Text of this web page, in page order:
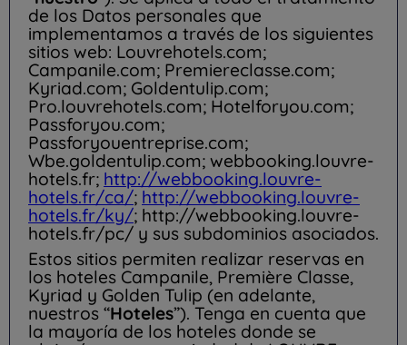
de los Datos personales que
implementamos a través de los siguientes
sitios web: Louvrehotels.com;
Campanile.com; Premiereclasse.com;
Kyriad.com; Goldentulip.com;
Pro.louvrehotels.com; Hotelforyou.com;
Passforyou.com;
Passforyouentreprise.com;
Wbe.goldentulip.com; webbooking.louvre-
hotels.fr; http://webbooking.louvre-
hotels.fr/ca/; http://webbooking.louvre-
hotels.fr/ky/; http://webbooking.louvre-
hotels.fr/pc/ y sus subdominios asociados.
Estos sitios permiten realizar reservas en
los hoteles Campanile, Première Classe,
Kyriad y Golden Tulip (en adelante,
nuestros “Hoteles”). Tenga en cuenta que
la mayoría de los hoteles donde se